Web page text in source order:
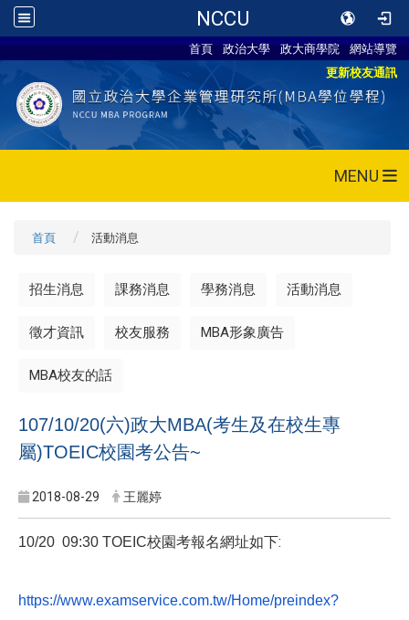
NCCU
首頁 政治大學 政大商學院
網站導覽
更新校友通訊
MENU
首頁 活動消息
招生消息 課務消息 學務消息 活動消息
徵才資訊 校友服務 MBA形象廣告
MBA校友的話
107/10/20(六)政大MBA(考生及在校生專
屬)TOEIC校園考公告~
2018-08-29 王麗婷
10/20 09:30 TOEIC校園考報名網址如下:
https://www.examservice.com.tw/Home/preindex?